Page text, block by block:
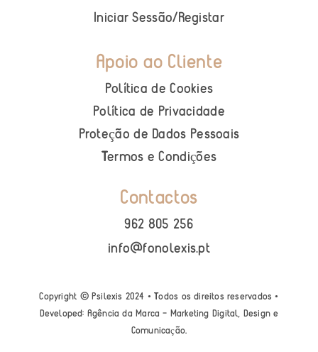
Iniciar Sessão/Registar
Apoio ao Cliente
Política de Cookies
Política de Privacidade
Proteção de Dados Pessoais
Termos e Condições
Contactos
962 805 256
info@fonolexis.pt
Copyright © Psilexis 2024 • Todos os direitos reservados •
Developed: Agência da Marca – Marketing Digital, Design e
Comunicação.